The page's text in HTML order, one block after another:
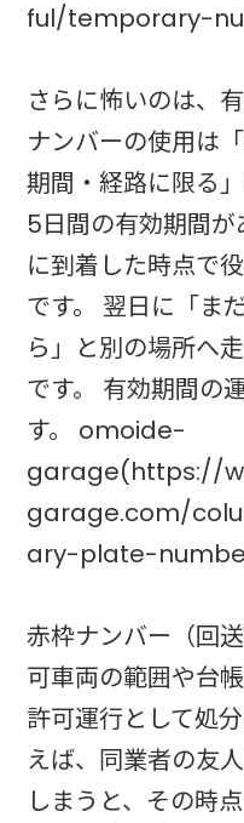
ful/temporary-
さらに怖いのは、
ナンバーの使用は
期間・経路に限る
5日間の有効期間
に到着した時点で
です。 翌日に「ま
ら」と別の場所へ
です。 有効期間の
す。 omoide-
garage(https://
garage.com/
ary-plate-
赤枠ナンバー（回
可車両の範囲や台
許可運行として処
えば、同業者の友
しまうと、その時